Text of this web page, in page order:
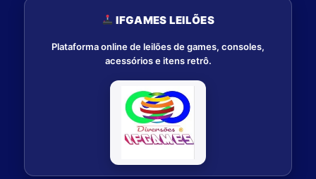
IFGAMES LEILÕES
Plataforma online de leilões de games, consoles,
acessórios e itens retrô.